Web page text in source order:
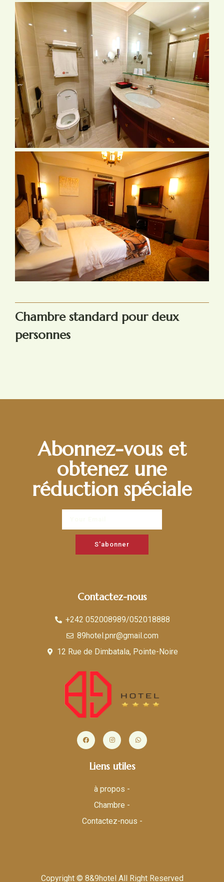
Chambre standard pour deux
personnes
Abonnez-vous et
obtenez une
réduction spéciale
S'abonner
Contactez-nous
+242 052008989/052018888
89hotel.pnr@gmail.com
12 Rue de Dimbatala, Pointe-Noire
Liens utiles
à propos -
Chambre -
Contactez-nous -
Copyright © 8&9hotel All Right Reserved